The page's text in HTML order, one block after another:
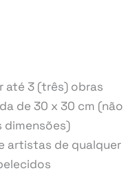
até 3 (três) obras
de 30 x 30 cm (não
dimensões)
artistas de qualquer